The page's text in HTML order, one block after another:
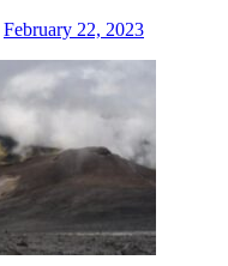
February 22, 2023